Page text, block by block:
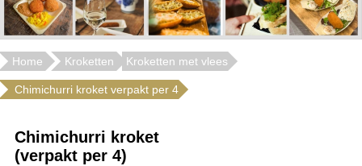
Home Kroketten Kroketten met vlees
Chimichurri kroket verpakt per 4
Chimichurri kroket
(verpakt per 4)